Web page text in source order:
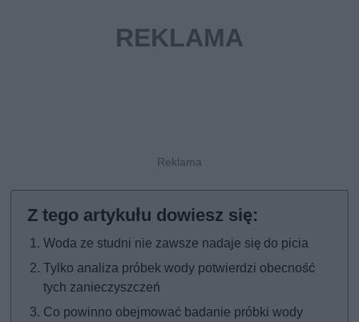
Woda ze studni nie zawsze nadaje się do picia
Tylko analiza próbek wody potwierdzi obecność
tych zanieczyszczeń
Co powinno obejmować badanie próbki wody